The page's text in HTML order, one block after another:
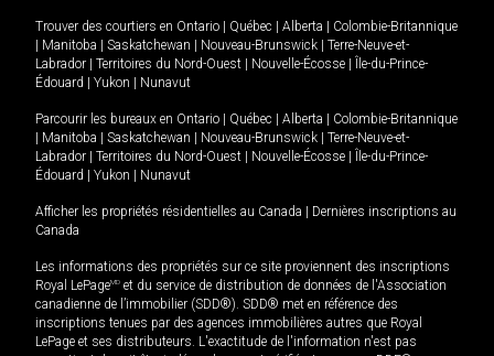
Trouver des courtiers en Ontario Québec Alberta
Colombie-Britannique
Manitoba Saskatchewan Nouveau-Brunswick
Terre-Neuve-et-
Labrador
Territoires du Nord-Ouest Nouvelle-Écosse
Île-du-Prince-
Édouard
Yukon Nunavut
Parcourir les bureaux en Ontario Québec Alberta
Colombie-Britannique
Manitoba Saskatchewan Nouveau-Brunswick
Terre-Neuve-et-
Labrador
Territoires du Nord-Ouest Nouvelle-Écosse
Île-du-Prince-
Édouard
Yukon Nunavut
Afficher les propriétés résidentielles au Canada
Dernières inscriptions au
Canada
Les informations des propriétés sur ce site proviennent des inscriptions
Royal LePageMD et du service de distribution de données de l'Association
canadienne de l’immobilier (SDD®). SDD® met en référence des
inscriptions tenues par des agences immobilières autres que Royal
LePage et ses distributeurs. L'exactitude de l'information n'est pas